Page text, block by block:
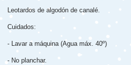
Leotardos de algodón de canalé.
Cuidados:
- Lavar a máquina (Agua máx. 40º)
- No planchar.